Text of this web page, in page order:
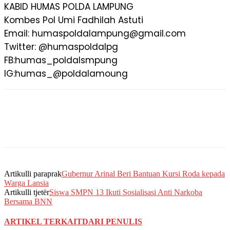
KABID HUMAS POLDA LAMPUNG
Kombes Pol Umi Fadhilah Astuti
Email: humaspoldalampung@gmail.com
Twitter: @humaspoldalpg
FB:humas_poldalsmpung
IG:humas_@poldalamoung
Artikulli paraprakGubernur Arinal Beri Bantuan Kursi Roda kepada
Warga Lansia
Artikulli tjetërSiswa SMPN 13 Ikuti Sosialisasi Anti Narkoba
Bersama BNN
ARTIKEL TERKAITDARI PENULIS